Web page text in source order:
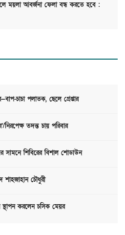
ময়লা আবর্জনা ফেলা বন্ধ করতে হবে :
চাচা পলাতক, ছেলে গ্রেপ্তার
নিরপেক্ষ তদন্ত চায় পরিবার
সামনে শিবিরের বিশাল শোডাউন
শাহজাহান চৌধুরী
স্থাপন করলেন চসিক মেয়র